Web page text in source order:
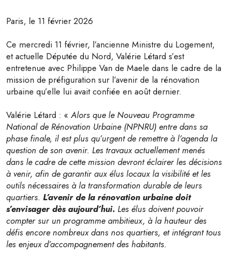
Paris, le 11 février 2026
Ce mercredi 11 février, l’ancienne Ministre du Logement,
et actuelle Députée du Nord, Valérie Létard s’est
entretenue avec Philippe Van de Maele dans le cadre de la
mission de préfiguration sur l’avenir de la rénovation
urbaine qu’elle lui avait confiée en août dernier.
Valérie Létard : «Alors que le Nouveau Programme
National de Rénovation Urbaine (NPNRU) entre dans sa
phase finale, il est plus qu’urgent de remettre à l’agenda la
question de son avenir. Les travaux actuellement menés
dans le cadre de cette mission devront éclairer les décisions
à venir, afin de garantir aux élus locaux la visibilité et les
outils nécessaires à la transformation durable de leurs
quartiers. L’avenir de la rénovation urbaine doit
s’envisager dès aujourd’hui. Les élus doivent pouvoir
compter sur un programme ambitieux, à la hauteur des
défis encore nombreux dans nos quartiers, et intégrant tous
les enjeux d’accompagnement des habitants.